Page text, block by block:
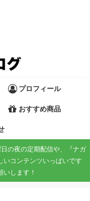
プロフィール
おすすめ商品
の夜の定期配信や、『ナガ
いコンテンツいっぱいです
いします！